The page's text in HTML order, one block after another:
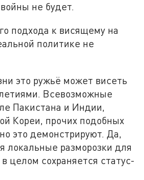
не будет.
подхода к висящему на
политике не
это ружьё может висеть
Всевозможные
Пакистана и Индии,
Кореи, прочих подобных
это демонстрируют. Да,
локальные разморозки для
целом сохраняется статус-